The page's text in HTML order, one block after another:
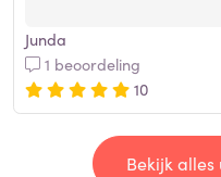
Junda
1 beoordeling
10
Bekijk